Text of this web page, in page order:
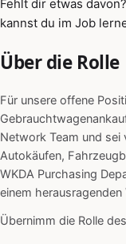
Fehlt dir etwas
kannst du im Job
Über die Rolle
Für unsere offene
Network Team und
Autokäufen,
WKDA Purchasing
einem herausragenden
Übernimm die Rolle